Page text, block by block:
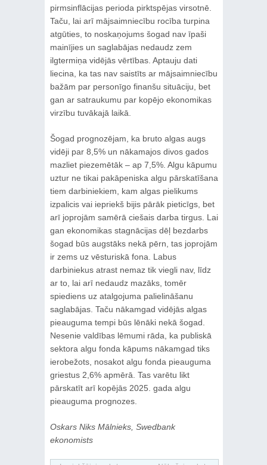
pirmsinflācijas perioda pirktspējas virsotnē.
Taču, lai arī mājsaimniecību rocība turpina
atgūties, to noskaņojums šogad nav īpaši
mainījies un saglabājas nedaudz zem
ilgtermiņa vidējās vērtības. Aptauju dati
liecina, ka tas nav saistīts ar mājsaimniecību
bažām par personīgo finanšu situāciju, bet
gan ar satraukumu par kopējo ekonomikas
virzību tuvākajā laikā.
Šogad prognozējam, ka bruto algas augs
vidēji par 8,5% un nākamajos divos gados
mazliet piezemētāk – ap 7,5%. Algu kāpumu
uztur ne tikai pakāpeniska algu pārskatīšana
tiem darbiniekiem, kam algas pielikums
izpalicis vai iepriekš bijis pārāk pieticīgs, bet
arī joprojām samērā ciešais darba tirgus. Lai
gan ekonomikas stagnācijas dēļ bezdarbs
šogad būs augstāks nekā pērn, tas joprojām
ir zems uz vēsturiskā fona. Labus
darbiniekus atrast nemaz tik viegli nav, līdz
ar to, lai arī nedaudz mazāks, tomēr
spiediens uz atalgojuma palielināšanu
saglabājas. Taču nākamgad vidējās algas
pieauguma tempi būs lēnāki nekā šogad.
Nesenie valdības lēmumi rāda, ka publiskā
sektora algu fonda kāpums nākamgad tiks
ierobežots, nosakot algu fonda pieauguma
griestus 2,6% apmērā. Tas varētu likt
pārskatīt arī kopējās 2025. gada algu
pieauguma prognozes.
Oskars Niks Mālnieks, Swedbank
ekonomists